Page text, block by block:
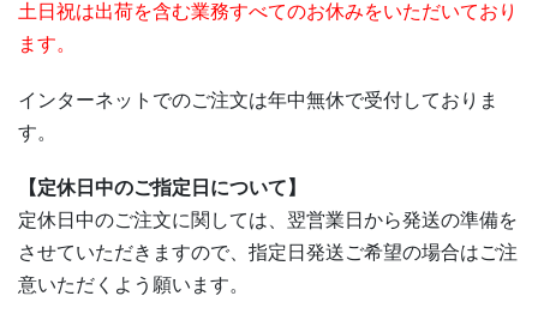
土日祝は出荷を含む業務すべてのお休みをいただいており
ます。
インターネットでのご注文は年中無休で受付しておりま
す。
【定休日中のご指定日について】
定休日中のご注文に関しては、翌営業日から発送の準備を
させていただきますので、指定日発送ご希望の場合はご注
意いただくよう願います。